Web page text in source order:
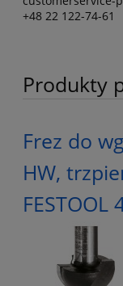
+48 22 122-74-61
Produkty
Frez do
HW,
FESTOOL